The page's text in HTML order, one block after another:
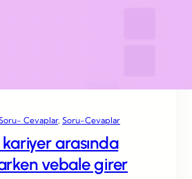
Cevaplar, Soru-Cevaplar
arasında
vebale girer